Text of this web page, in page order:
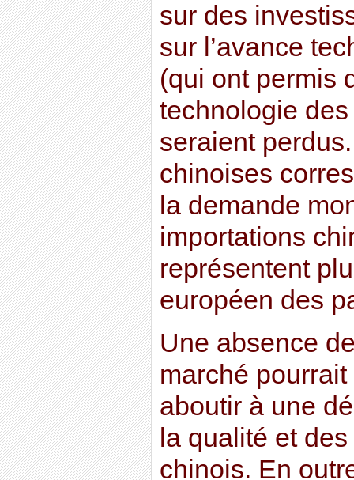
sur des
sur l’avance
(qui ont permis
technologie
seraient
chinoises
la demande
importations
représentent
européen des
Une absence
marché
aboutir à une
la qualité et
chinois. En